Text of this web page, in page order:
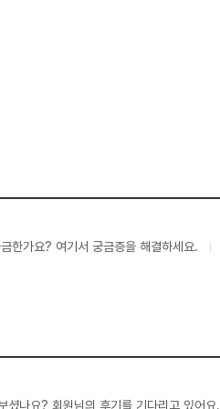
한가요? 여기서 궁금증을 해결하세요.
셨나요? 회원님의 후기를 기다리고 있어요.